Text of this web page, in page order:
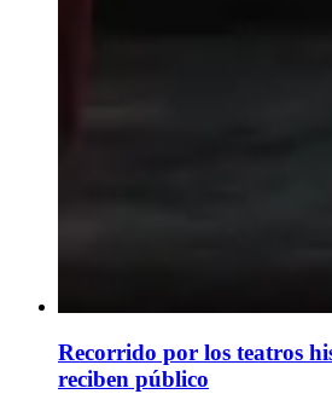
Recorrido por los teatros
reciben público